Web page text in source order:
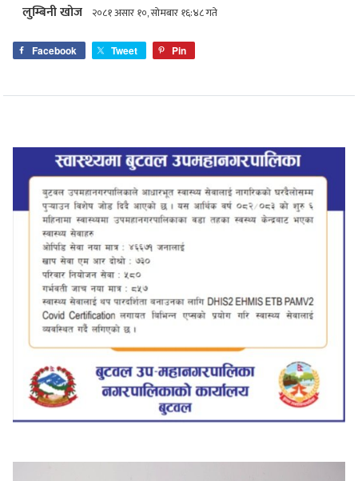
लुम्बिनी खोज २०८१ असार १०, सोमबार १६:४८ गते
Facebook Tweet Pin